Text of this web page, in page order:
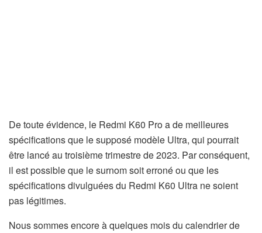
De toute évidence, le Redmi K60 Pro a de meilleures
spécifications que le supposé modèle Ultra, qui pourrait
être lancé au troisième trimestre de 2023. Par conséquent,
il est possible que le surnom soit erroné ou que les
spécifications divulguées du Redmi K60 Ultra ne soient
pas légitimes.
Nous sommes encore à quelques mois du calendrier de